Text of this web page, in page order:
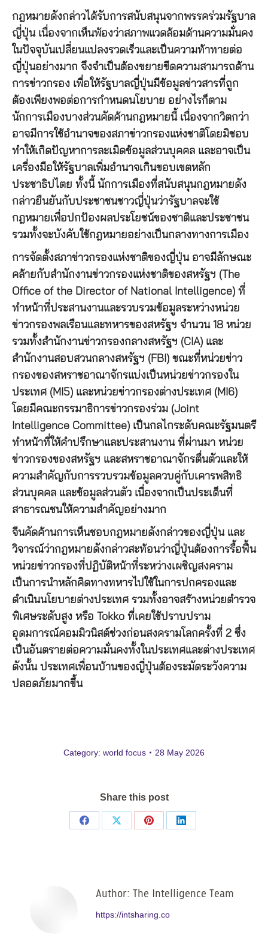
กฎหมายดังกล่าวได้รับการสนับสนุนจากพรรคร่วมรัฐบาล
ญี่ปุ่น เนื่องจากเห็นพ้องว่าสภาพแวดล้อมด้านความมั่นคง
ในปัจจุบันเปลี่ยนแปลงรวดเร็วและเป็นความท้าทายต่อ
ญี่ปุ่นอย่างมาก จึงจำเป็นต้องขยายขีดความสามารถด้าน
การข่าวกรอง เพื่อให้รัฐบาลญี่ปุ่นมีข้อมูลข่าวสารที่ถูก
ต้องเพียงพอต่อการกำหนดนโยบาย อย่างไรก็ตาม
นักการเมืองบางส่วนคัดค้านกฎหมายนี้ เนื่องจากวิตกว่า
อาจมีการใช้อำนาจของสภาข่าวกรองแห่งชาติโดยมิชอบ
ทำให้เกิดปัญหาการละเมิดข้อมูลส่วนบุคคล และอาจเป็น
เครื่องมือให้รัฐบาลเพิ่มอำนาจเกินขอบเขตหลัก
ประชาธิปไตย ทั้งนี้ นักการเมืองที่สนับสนุนกฎหมายดัง
กล่าวยืนยันกับประชาชนชาวญี่ปุ่นว่ารัฐบาลจะใช้
กฎหมายเพื่อปกป้องผลประโยชน์ของชาติและประชาชน
รวมทั้งจะบังคับใช้กฎหมายอย่างเป็นกลางทางการเมือง
การจัดตั้งสภาข่าวกรองแห่งชาติของญี่ปุ่น อาจมีลักษณะ
คล้ายกับสำนักงานข่าวกรองแห่งชาติของสหรัฐฯ (The
Office of the Director of National Intelligence) ที่
ทำหน้าที่ประสานงานและรวบรวมข้อมูลระหว่างหน่วย
ข่าวกรองพลเรือนและทหารของสหรัฐฯ จำนวน 18 หน่วย
รวมทั้งสำนักงานข่าวกรองกลางสหรัฐฯ (CIA) และ
สำนักงานสอบสวนกลางสหรัฐฯ (FBI) ขณะที่หน่วยข่าว
กรองของสหราชอาณาจักรแบ่งเป็นหน่วยข่าวกรองใน
ประเทศ (MI5) และหน่วยข่าวกรองต่างประเทศ (MI6)
โดยมีคณะกรรมาธิการข่าวกรองร่วม (Joint
Intelligence Committee) เป็นกลไกระดับคณะรัฐมนตรี
ทำหน้าที่ให้คำปรึกษาและประสานงาน ที่ผ่านมา หน่วย
ข่าวกรองของสหรัฐฯ และสหราชอาณาจักรตื่นตัวและให้
ความสำคัญกับการรวบรวมข้อมูลควบคู่กับเคารพสิทธิ
ส่วนบุคคล และข้อมูลส่วนตัว เนื่องจากเป็นประเด็นที่
สาธารณชนให้ความสำคัญอย่างมาก
จีนคัดค้านการเห็นชอบกฎหมายดังกล่าวของญี่ปุ่น และ
วิจารณ์ว่ากฎหมายดังกล่าวสะท้อนว่าญี่ปุ่นต้องการรื้อฟื้น
หน่วยข่าวกรองที่ปฏิบัติหน้าที่ระหว่างเผชิญสงคราม
เป็นการนำหลักคิดทางทหารไปใช้ในการปกครองและ
ดำเนินนโยบายต่างประเทศ รวมทั้งอาจสร้างหน่วยตำรวจ
พิเศษระดับสูง หรือ Tokko ที่เคยใช้ปราบปราม
อุดมการณ์คอมมิวนิสต์ช่วงก่อนสงครามโลกครั้งที่ 2 ซึ่ง
เป็นอันตรายต่อความมั่นคงทั้งในประเทศและต่างประเทศ
ดังนั้น ประเทศเพื่อนบ้านของญี่ปุ่นต้องระมัดระวังความ
ปลอดภัยมากขึ้น
Category: world focus 28 May 2026
Share this post
Share
Share
Share
Share
Author: The Intelligence Team
https://intsharing.co